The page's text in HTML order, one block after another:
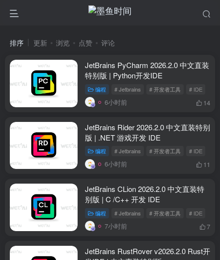
排序 更新 浏览 点赞 评论
JetBrains PyCharm 2026.2.0 中文直装
特别版 | Python开发IDE
编程 # Jetbrains # 开发者工具 # IDE
6小时前 14
JetBrains Rider 2026.2.0 中文直装特别
版 | .NET 游戏开发 IDE
编程 # Jetbrains # 开发者工具 # IDE
6小时前 11
JetBrains CLion 2026.2.0 中文直装特
别版 | C /C++ 开发 IDE
编程 # Jetbrains # 开发者工具 # IDE
7小时前 7
JetBrains RustRover v2026.2.0 Rust开